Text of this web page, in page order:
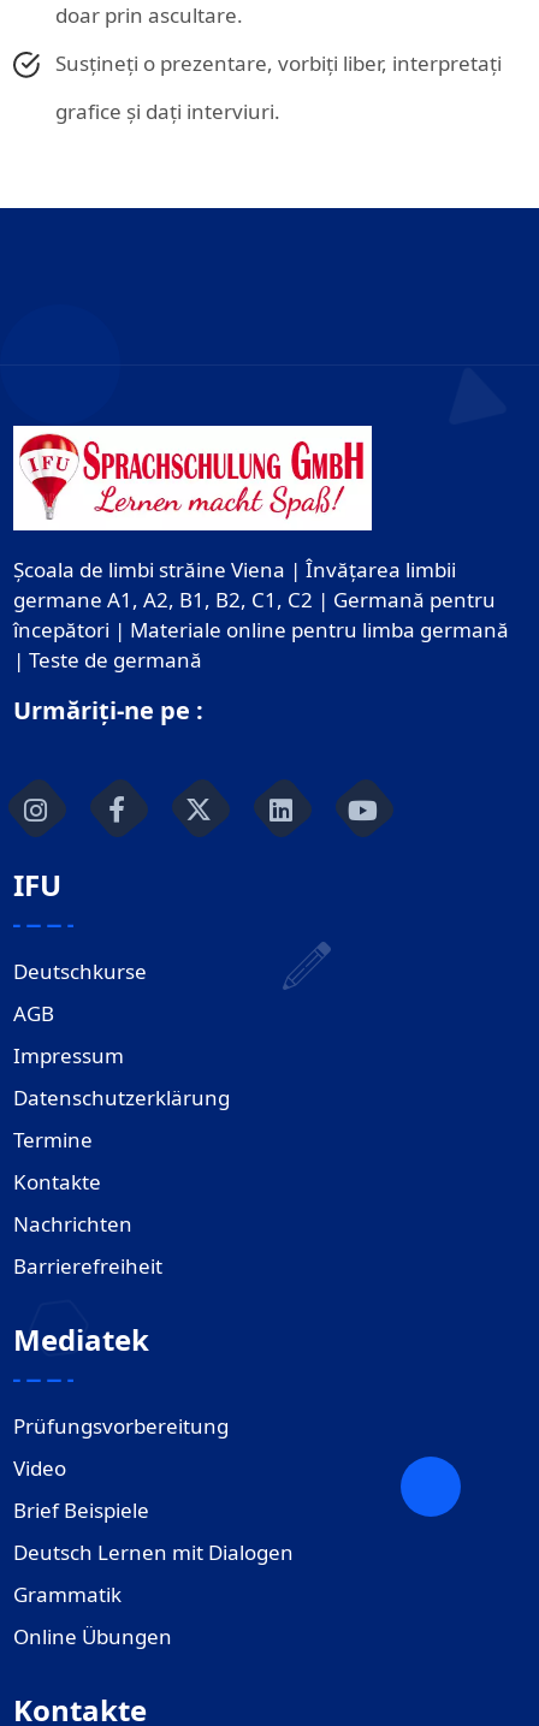
doar prin ascultare.
Susțineți o prezentare, vorbiți liber, interpretați
grafice și dați interviuri.
Școala de limbi străine Viena | Învățarea limbii
germane A1, A2, B1, B2, C1, C2 | Germană pentru
începători | Materiale online pentru limba germană
| Teste de germană
Urmăriți-ne pe :
IFU
Deutschkurse
AGB
Impressum
Datenschutzerklärung
Termine
Kontakte
Nachrichten
Barrierefreiheit
Mediatek
Prüfungsvorbereitung
Video
Brief Beispiele
Deutsch Lernen mit Dialogen
Grammatik
Online Übungen
Kontakte